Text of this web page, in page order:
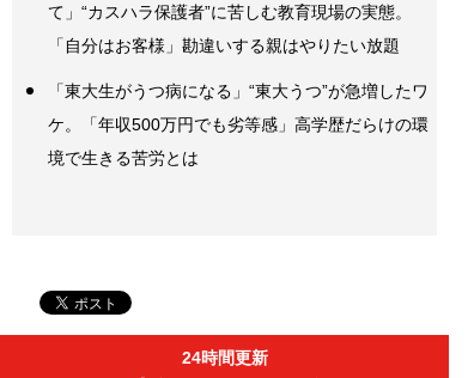
て」“カスハラ保護者”に苦しむ教育現場の実態。
「自分はお客様」勘違いする親はやりたい放題
「東大生がうつ病になる」“東大うつ”が急増したワ
ケ。「年収500万円でも劣等感」高学歴だらけの環
境で生きる苦労とは
24時間更新